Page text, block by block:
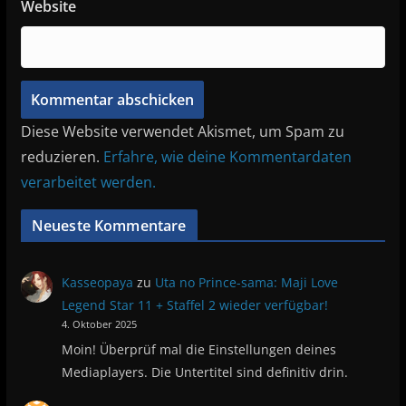
Website
Diese Website verwendet Akismet, um Spam zu
reduzieren. Erfahre, wie deine Kommentardaten
verarbeitet werden.
Neueste Kommentare
Kasseopaya zu Uta no Prince-sama: Maji Love
Legend Star 11 + Staffel 2 wieder verfügbar!
4. Oktober 2025
Moin! Überprüf mal die Einstellungen deines
Mediaplayers. Die Untertitel sind definitiv drin.